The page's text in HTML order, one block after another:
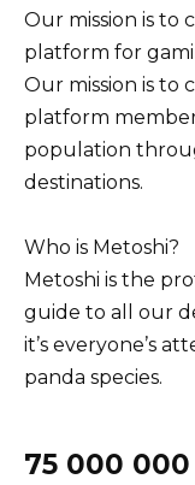
Our mission is to
platform for
Our mission is to
platform
population
destinations.
Who is Metoshi?
Metoshi is the
guide to all our
it’s everyone’s
panda species.
75 000 000